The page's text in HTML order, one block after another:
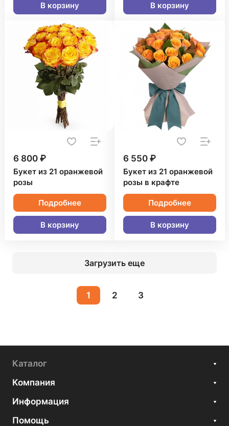
В корзину В корзину
6 800 ₽
Букет из 21 оранжевой
розы
Подробнее
В корзину
6 550 ₽
Букет из 21 оранжевой
розы в крафте
Подробнее
В корзину
Загрузить еще
1 2 3
Каталог
Компания
Информация
Помощь